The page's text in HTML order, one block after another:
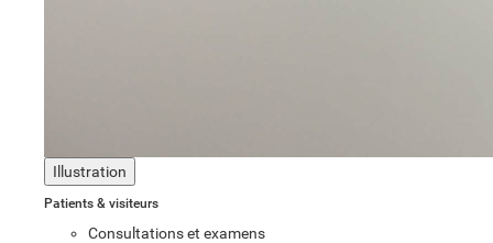
Illustration
Patients & visiteurs
Consultations et examens